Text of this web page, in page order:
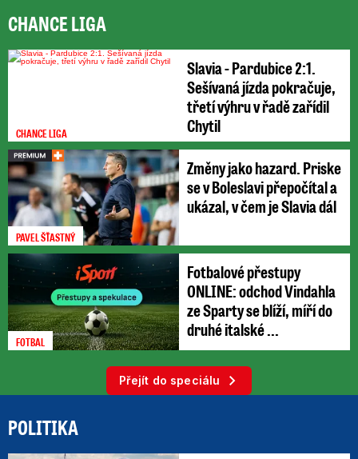
CHANCE LIGA
CHANCE LIGA
Slavia - Pardubice 2:1.
Sešívaná jízda pokračuje,
třetí výhru v řadě zařídil
Chytil
PAVEL ŠŤASTNÝ
Změny jako hazard. Priske
se v Boleslavi přepočítal a
ukázal, v čem je Slavia dál
FOTBAL
Fotbalové přestupy
ONLINE: odchod Vindahla
ze Sparty se blíží, míří do
druhé italské ...
Přejít do speciálu
POLITIKA